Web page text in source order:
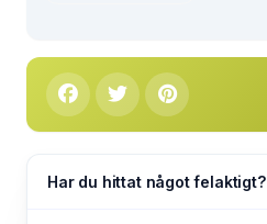
Har du hittat något felaktigt?